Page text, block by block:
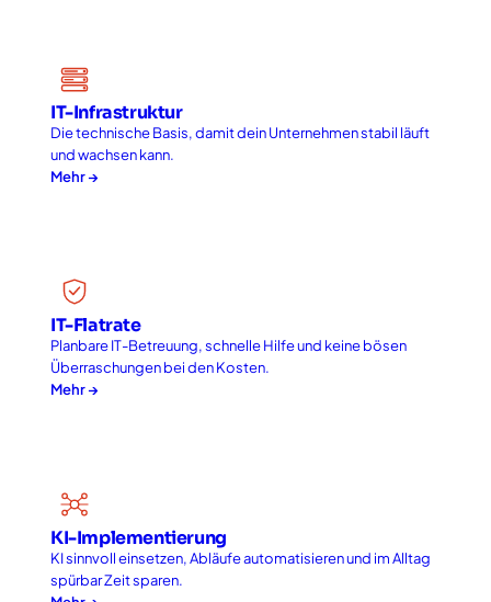
IT-Infrastruktur
Die technische Basis, damit dein Unternehmen stabil läuft
und wachsen kann.
Mehr →
IT-Flatrate
Planbare IT-Betreuung, schnelle Hilfe und keine bösen
Überraschungen bei den Kosten.
Mehr →
KI-Implementierung
KI sinnvoll einsetzen, Abläufe automatisieren und im Alltag
spürbar Zeit sparen.